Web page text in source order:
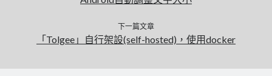
下一篇文章
「Tolgee」自行架設(self-hosted)，使用docker